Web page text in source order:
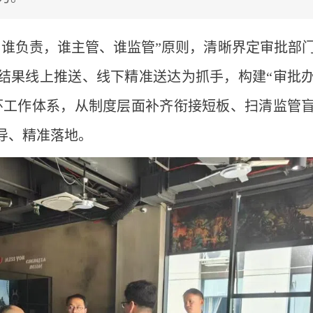
负责，谁主管、谁监管”原则，清晰界定审批部
果线上推送、线下精准送达为抓手，构建“审批
作体系，从制度层面补齐衔接短板、扫清监管
精准落地。